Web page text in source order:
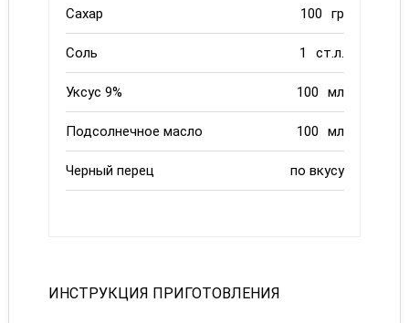
Сахар 100 гр
Соль 1 ст.л.
Уксус 9% 100 мл
Подсолнечное масло 100 мл
Черный перец по вкусу
ИНСТРУКЦИЯ ПРИГОТОВЛЕНИЯ